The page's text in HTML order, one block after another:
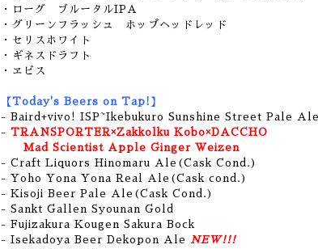
・ローグ ブルータルIPA
・グリーンフラッシュ ホップヘッドレッド
・セリスホワイト
・ギネスドラフト
・ヱビス
【Today's Beers on Tap!】
- Baird+vivo! ISP~Ikebukuro Sunshine Street Pale Ale
- TRANSPORTER×Zakkolku Kobo×DACCHO
Mad Scientist Apple Ginger Weizen
- Craft Liquors Hinomaru Ale(Cask Cond.)
- Yoho Yona Yona Real Ale(Cask cond.)
- Kisoji Beer Pale Ale(Cask Cond.)
- Sankt Gallen Syounan Gold
- Fujizakura Kougen Sakura Bock
- Isekadoya Beer Dekopon Ale
NEW!!!